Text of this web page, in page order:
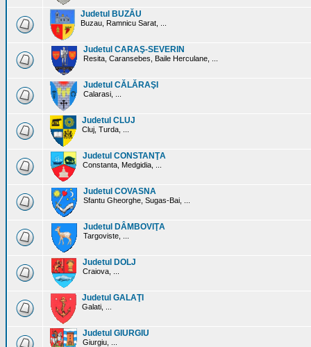
Judetul BUZĂU
Buzau, Ramnicu Sarat, ...
Judetul CARAŞ-SEVERIN
Resita, Caransebes, Baile Herculane, ...
Judetul CĂLĂRAŞI
Calarasi, ...
Judetul CLUJ
Cluj, Turda, ...
Judetul CONSTANŢA
Constanta, Medgidia, ...
Judetul COVASNA
Sfantu Gheorghe, Sugas-Bai, ...
Judetul DÂMBOVIŢA
Targoviste, ...
Judetul DOLJ
Craiova, ...
Judetul GALAŢI
Galati, ...
Judetul GIURGIU
Giurgiu, ...